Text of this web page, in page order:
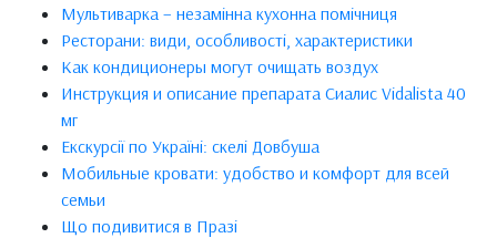
Мультиварка – незамінна кухонна помічниця
Ресторани: види, особливості, характеристики
Как кондиционеры могут очищать воздух
Инструкция и описание препарата Сиалис Vidalista 40
мг
Екскурсії по Україні: скелі Довбуша
Мобильные кровати: удобство и комфорт для всей
семьи
Що подивитися в Празі